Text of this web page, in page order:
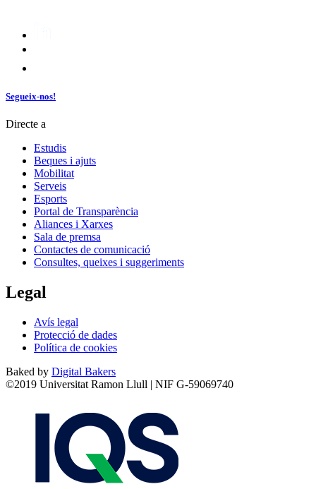
Segueix-nos!
Directe a
Estudis
Beques i ajuts
Mobilitat
Serveis
Esports
Portal de Transparència
Aliances i Xarxes
Sala de premsa
Contactes de comunicació
Consultes, queixes i suggeriments
Legal
Avís legal
Protecció de dades
Política de cookies
Baked by Digital Bakers
©2019 Universitat Ramon Llull | NIF G-59069740